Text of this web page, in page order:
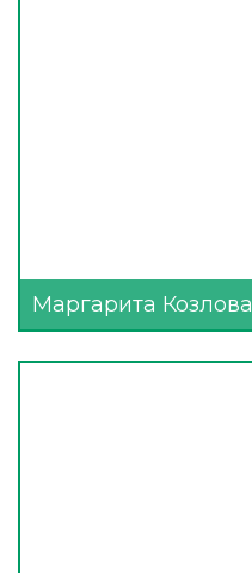
Маргарита Козлова